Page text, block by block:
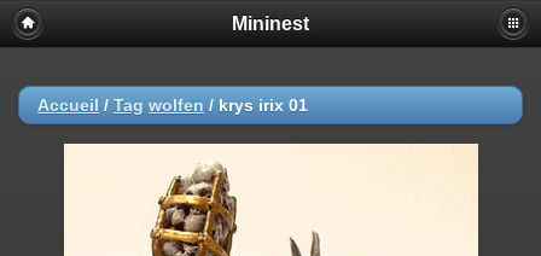
Mininest
Accueil / Tag wolfen / krys irix 01